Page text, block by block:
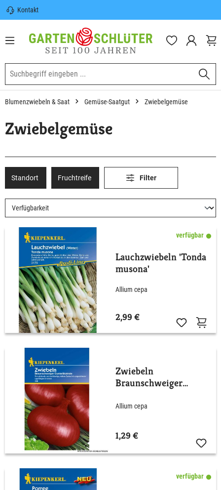
springen
Kontakt
Sicherer Versand | Versandkostenfrei
(DE) ab 100€
Garten-Schlüter Anwachsgarantie
Blumenzwiebeln & Saat Gemüse-Saatgut Zwiebelgemüse
Zwiebelgemüse
Standort Fruchtreife Filter
verfügbar
Lauchzwiebeln 'Tonda
musona'
Allium cepa
2,99 €
Zwiebeln
Braunschweiger
Brunswick
Allium cepa
1,29 €
verfügbar